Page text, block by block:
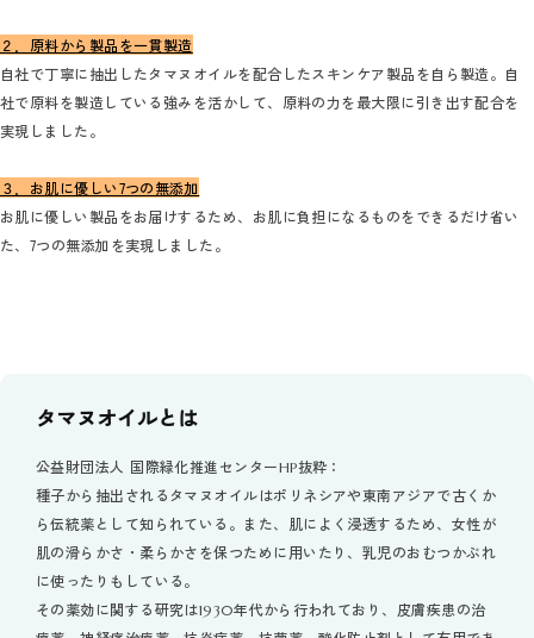
２．原料から製品を一貫製造
自社で丁寧に抽出したタマヌオイルを配合したスキンケア製品を自ら製造。自
社で原料を製造している強みを活かして、原料の力を最大限に引き出す配合を
実現しました。
３．お肌に優しい7つの無添加
お肌に優しい製品をお届けするため、お肌に負担になるものをできるだけ省い
た、7つの無添加を実現しました。
タマヌオイルとは
公益財団法人 国際緑化推進センターHP抜粋：
種子から抽出されるタマヌオイルはポリネシアや東南アジアで古くか
ら伝統薬として知られている。また、肌によく浸透するため、女性が
肌の滑らかさ・柔らかさを保つために用いたり、乳児のおむつかぶれ
に使ったりもしている。
その薬効に関する研究は1930年代から行われており、皮膚疾患の治